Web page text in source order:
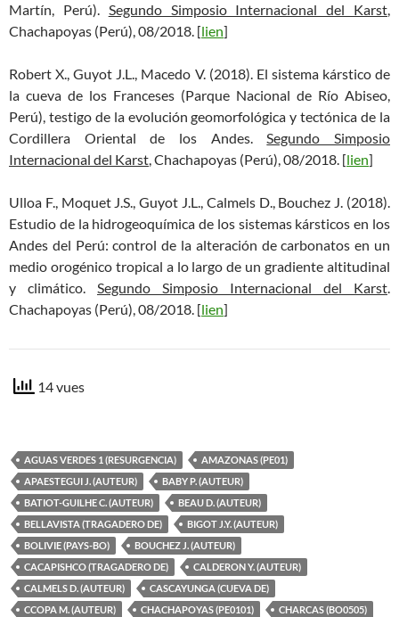
Martín, Perú). Segundo Simposio Internacional del Karst,
Chachapoyas (Perú), 08/2018. [lien]
Robert X., Guyot J.L., Macedo V. (2018). El sistema kárstico de
la cueva de los Franceses (Parque Nacional de Río Abiseo,
Perú), testigo de la evolución geomorfológica y tectónica de la
Cordillera Oriental de los Andes.Segundo Simposio
Internacional del Karst, Chachapoyas (Perú), 08/2018. [lien]
Ulloa F., Moquet J.S., Guyot J.L., Calmels D., Bouchez J. (2018).
Estudio de la hidrogeoquímica de los sistemas kársticos en los
Andes del Perú: control de la alteración de carbonatos en un
medio orogénico tropical a lo largo de un gradiente altitudinal
y climático. Segundo Simposio Internacional del Karst.
Chachapoyas (Perú), 08/2018. [lien]
14 vues
AGUAS VERDES 1 (RESURGENCIA)
AMAZONAS (PE01)
APAESTEGUI J. (AUTEUR)
BABY P. (AUTEUR)
BATIOT-GUILHE C. (AUTEUR)
BEAU D. (AUTEUR)
BELLAVISTA (TRAGADERO DE)
BIGOT J.Y. (AUTEUR)
BOLIVIE (PAYS-BO)
BOUCHEZ J. (AUTEUR)
CACAPISHCO (TRAGADERO DE)
CALDERON Y. (AUTEUR)
CALMELS D. (AUTEUR)
CASCAYUNGA (CUEVA DE)
CCOPA M. (AUTEUR)
CHACHAPOYAS (PE0101)
CHARCAS (BO0505)